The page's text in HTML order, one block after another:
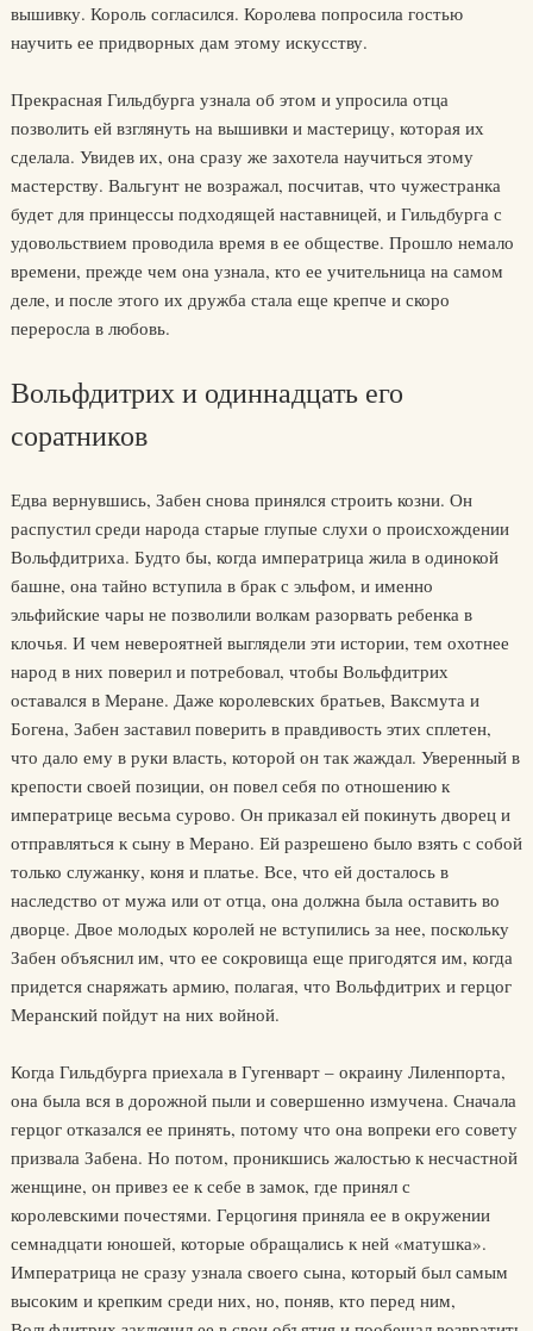
вышивку. Король согласился. Королева попросила гостью
научить ее придворных дам этому искусству.
Прекрасная Гильдбурга узнала об этом и упросила отца
позволить ей взглянуть на вышивки и мастерицу, которая их
сделала. Увидев их, она сразу же захотела научиться этому
мастерству. Вальгунт не возражал, посчитав, что чужестранка
будет для принцессы подходящей наставницей, и Гильдбурга с
удовольствием проводила время в ее обществе. Прошло немало
времени, прежде чем она узнала, кто ее учительница на самом
деле, и после этого их дружба стала еще крепче и скоро
переросла в любовь.
Вольфдитрих и одиннадцать его
соратников
Едва вернувшись, Забен снова принялся строить козни. Он
распустил среди народа старые глупые слухи о происхождении
Вольфдитриха. Будто бы, когда императрица жила в одинокой
башне, она тайно вступила в брак с эльфом, и именно
эльфийские чары не позволили волкам разорвать ребенка в
клочья. И чем невероятней выглядели эти истории, тем охотнее
народ в них поверил и потребовал, чтобы Вольфдитрих
оставался в Меране. Даже королевских братьев, Ваксмута и
Богена, Забен заставил поверить в правдивость этих сплетен,
что дало ему в руки власть, которой он так жаждал. Уверенный в
крепости своей позиции, он повел себя по отношению к
императрице весьма сурово. Он приказал ей покинуть дворец и
отправляться к сыну в Мерано. Ей разрешено было взять с собой
только служанку, коня и платье. Все, что ей досталось в
наследство от мужа или от отца, она должна была оставить во
дворце. Двое молодых королей не вступились за нее, поскольку
Забен объяснил им, что ее сокровища еще пригодятся им, когда
придется снаряжать армию, полагая, что Вольфдитрих и герцог
Меранский пойдут на них войной.
Когда Гильдбурга приехала в Гугенварт – окраину Лиленпорта,
она была вся в дорожной пыли и совершенно измучена. Сначала
герцог отказался ее принять, потому что она вопреки его совету
призвала Забена. Но потом, проникшись жалостью к несчастной
женщине, он привез ее к себе в замок, где принял с
королевскими почестями. Герцогиня приняла ее в окружении
семнадцати юношей, которые обращались к ней «матушка».
Императрица не сразу узнала своего сына, который был самым
высоким и крепким среди них, но, поняв, кто перед ним,